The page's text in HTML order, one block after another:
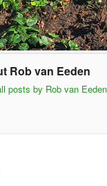
Rob van Eeden
posts by Rob van Eeden